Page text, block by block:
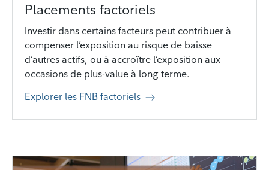
Placements factoriels
Investir dans certains facteurs peut contribuer à
compenser l’exposition au risque de baisse
d’autres actifs, ou à accroître l’exposition aux
occasions de plus-value à long terme.
Explorer les FNB factoriels